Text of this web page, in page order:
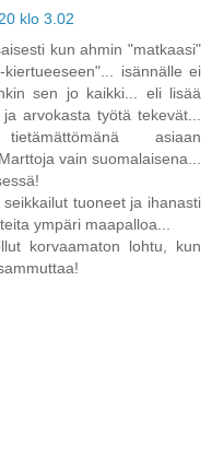
klo 3.02
kun ahmin "matkaasi"
isännälle ei
sen jo kaikki... eli lisää
arvokasta työtä tekevät...
asiaan
vain suomalaisena...
tuoneet ja ihanasti
ympäri maapalloa...
korvaamaton lohtu, kun